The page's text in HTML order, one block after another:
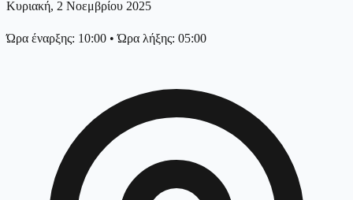
Κυριακή, 2 Νοεμβρίου 2025
Ώρα έναρξης: 10:00 •Ώρα λήξης: 05:00